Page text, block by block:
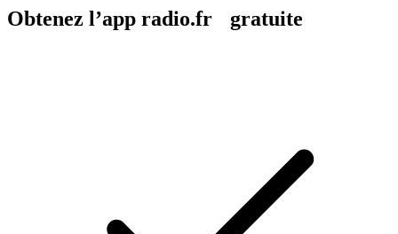
Obtenez l’app radio.fr gratuite